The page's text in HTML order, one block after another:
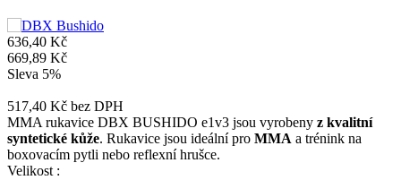
636,40 Kč
669,89 Kč
Sleva 5%
517,40 Kč bez DPH
MMA rukavice DBX BUSHIDO e1v3 jsou vyrobeny z kvalitní
syntetické kůže. Rukavice jsou ideální pro MMA a trénink na
boxovacím pytli nebo reflexní hrušce.
Velikost :